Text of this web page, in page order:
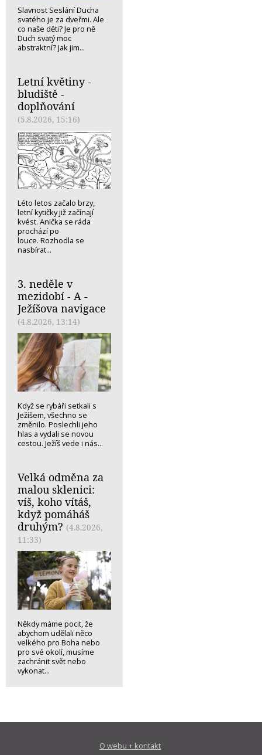
Slavnost Seslání Ducha
svatého je za dveřmi. Ale
co naše děti? Je pro ně
Duch svatý moc
abstraktní? Jak jim...
Letní květiny -
bludiště -
doplňování
(5.8.2026, 15:16)
Léto letos začalo brzy,
letní kytičky již začínají
kvést. Anička se ráda
prochází po
louce. Rozhodla se
nasbírat...
3. neděle v
mezidobí - A -
Ježíšova navigace
(4.8.2026, 13:14)
Když se rybáři setkali s
Ježíšem, všechno se
změnilo. Poslechli jeho
hlas a vydali se novou
cestou. Ježíš vede i nás...
Velká odměna za
malou sklenici:
víš, koho vítáš,
když pomáháš
druhým? (4.8.2026,
11:33)
Někdy máme pocit, že
abychom udělali něco
velkého pro Boha nebo
pro své okolí, musíme
zachránit svět nebo
vykonat...
O webu + kontakt